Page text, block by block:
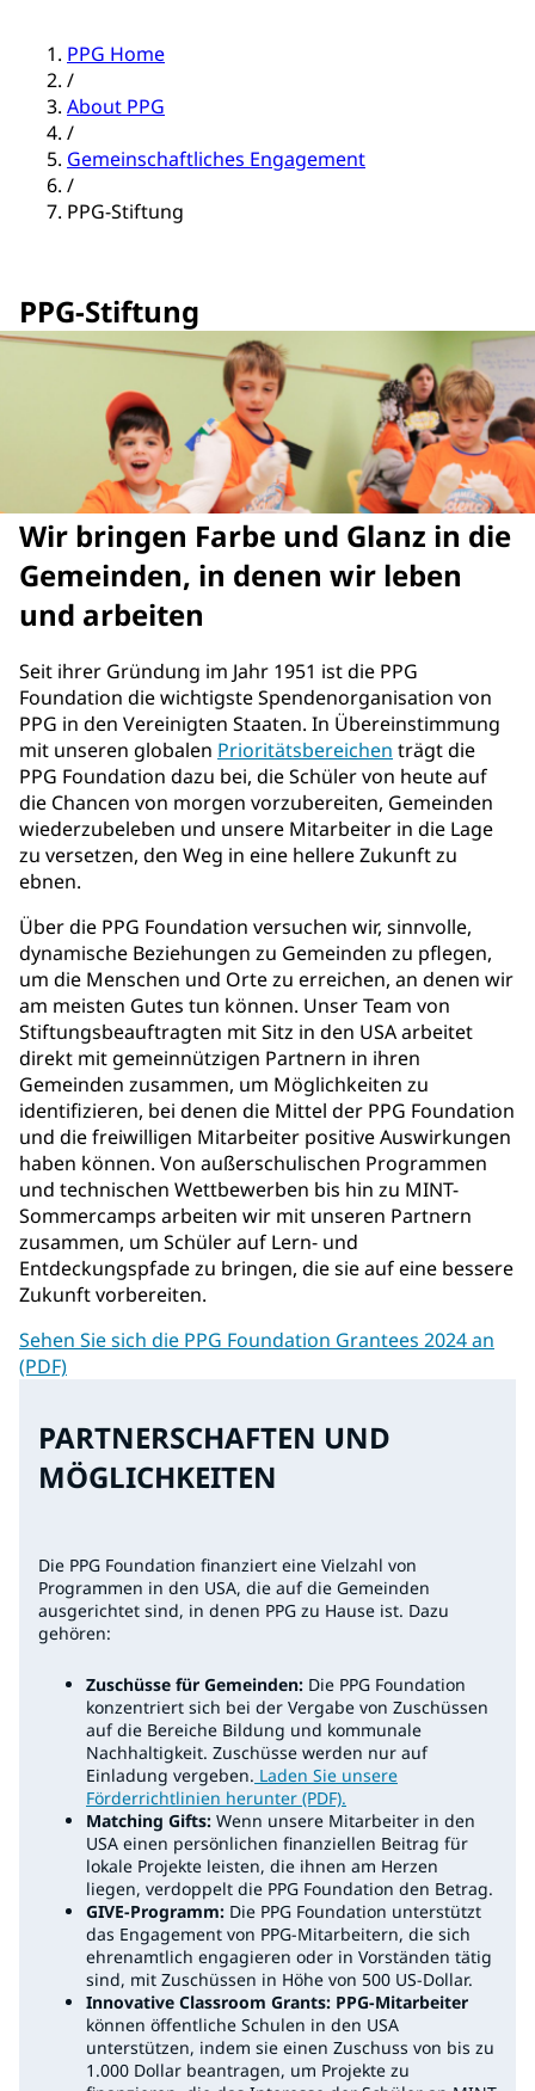
PPG Home
/
About PPG
/
Gemeinschaftliches Engagement
/
PPG-Stiftung
PPG-Stiftung
Wir bringen Farbe und Glanz in die
Gemeinden, in denen wir leben
und arbeiten
Seit ihrer Gründung im Jahr 1951 ist die PPG
Foundation die wichtigste Spendenorganisation von
PPG in den Vereinigten Staaten. In Übereinstimmung
mit unseren globalen Prioritätsbereichen trägt die
PPG Foundation dazu bei, die Schüler von heute auf
die Chancen von morgen vorzubereiten, Gemeinden
wiederzubeleben und unsere Mitarbeiter in die Lage
zu versetzen, den Weg in eine hellere Zukunft zu
ebnen.
Über die PPG Foundation versuchen wir, sinnvolle,
dynamische Beziehungen zu Gemeinden zu pflegen,
um die Menschen und Orte zu erreichen, an denen wir
am meisten Gutes tun können. Unser Team von
Stiftungsbeauftragten mit Sitz in den USA arbeitet
direkt mit gemeinnützigen Partnern in ihren
Gemeinden zusammen, um Möglichkeiten zu
identifizieren, bei denen die Mittel der PPG Foundation
und die freiwilligen Mitarbeiter positive Auswirkungen
haben können. Von außerschulischen Programmen
und technischen Wettbewerben bis hin zu MINT-
Sommercamps arbeiten wir mit unseren Partnern
zusammen, um Schüler auf Lern- und
Entdeckungspfade zu bringen, die sie auf eine bessere
Zukunft vorbereiten.
Sehen Sie sich die PPG Foundation Grantees 2024 an
(PDF)
PARTNERSCHAFTEN UND
MÖGLICHKEITEN
Die PPG Foundation finanziert eine Vielzahl von
Programmen in den USA, die auf die Gemeinden
ausgerichtet sind, in denen PPG zu Hause ist. Dazu
gehören:
Zuschüsse für Gemeinden: Die PPG Foundation
konzentriert sich bei der Vergabe von Zuschüssen
auf die Bereiche Bildung und kommunale
Nachhaltigkeit. Zuschüsse werden nur auf
Einladung vergeben. Laden Sie unsere
Förderrichtlinien herunter (PDF).
Matching Gifts: Wenn unsere Mitarbeiter in den
USA einen persönlichen finanziellen Beitrag für
lokale Projekte leisten, die ihnen am Herzen
liegen, verdoppelt die PPG Foundation den Betrag.
GIVE-Programm: Die PPG Foundation unterstützt
das Engagement von PPG-Mitarbeitern, die sich
ehrenamtlich engagieren oder in Vorständen tätig
sind, mit Zuschüssen in Höhe von 500 US-Dollar.
Innovative Classroom Grants: PPG-Mitarbeiter
können öffentliche Schulen in den USA
unterstützen, indem sie einen Zuschuss von bis zu
1.000 Dollar beantragen, um Projekte zu